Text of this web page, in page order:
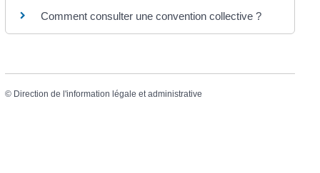
Comment consulter une convention collective ?
© Direction de l'information légale et administrative